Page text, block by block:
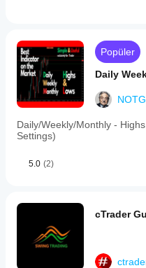
Popüler
Daily
Daily/Weekly/Monthly -
Settings)
5.0 (2)
cTrader